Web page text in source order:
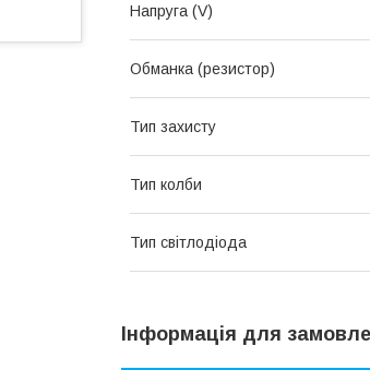
Напруга (V)
Обманка (резистор)
Тип захисту
Тип колби
Тип світлодіода
Інформація для